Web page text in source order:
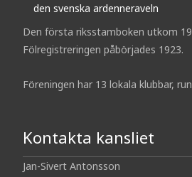
den svenska ardenneraveln
Den första riksstamboken utkom
Fölregistreringen påbörjades 1923.
Föreningen har 13 lokala klubbar,
Kontakta kansliet
Jan-Sivert Antonsson